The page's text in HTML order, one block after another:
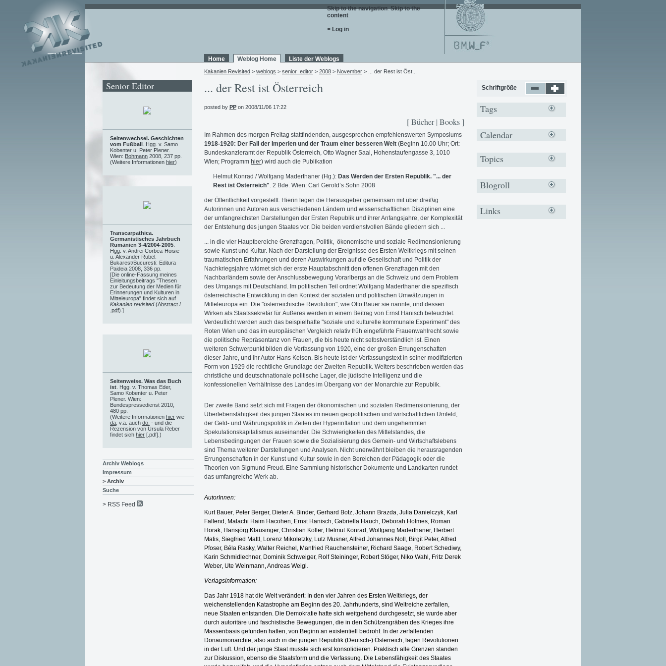
Skip to the navigation. Skip to the
content.
> Log in
Home Weblog Home Liste der Weblogs
Kakanien Revisited > weblogs > senior_editor > 2008 > November > ... der Rest ist Öst...
... der Rest ist Österreich
posted by PP on 2008/11/06 17:22
[ Bücher | Books ]
Im Rahmen des morgen Freitag stattfindenden, ausgesprochen empfehlenswerten Symposiums
1918-1920: Der Fall der Imperien und der Traum einer besseren Welt (Beginn 10.00 Uhr; Ort:
Bundeskanzleramt der Republik Österreich, Otto Wagner Saal, Hohenstaufengasse 3, 1010
Wien; Programm hier) wird auch die Publikation
Helmut Konrad / Wolfgang Maderthaner (Hg.): Das Werden der Ersten Republik. "... der
Rest ist Österreich" . 2 Bde. Wien: Carl Gerold’s Sohn 2008
der Öffentlichkeit vorgestellt. Hierin legen die Herausgeber gemeinsam mit über dreißig
Autorinnen und Autoren aus verschiedenen Ländern und wissenschaftlichen Disziplinen eine
der umfangreichsten Darstellungen der Ersten Republik und ihrer Anfangsjahre, der Komplexität
der Entstehung des jungen Staates vor. Die beiden verdienstvollen Bände gliedern sich
in die vier Hauptbereiche Grenzfragen, Politik,
ökonomische und soziale Redimensionierung
sowie Kunst und Kultur. Nach der Darstellung der Ereignisse des Ersten Weltkriegs mit seinen
traumatischen Erfahrungen und deren Auswirkungen auf die Gesellschaft und Politik der
Nachkriegsjahre widmet sich der erste Hauptabschnitt den offenen Grenzfragen mit den
Nachbarländern sowie der Anschlussbewegung Vorarlbergs an die Schweiz und dem Problem
des Umgangs mit Deutschland. Im politischen Teil ordnet Wolfgang Maderthaner die spezifisch
österreichische Entwicklung in den Kontext der sozialen und politischen Umwälzungen in
Mitteleuropa ein. Die "österreichische Revolution", wie Otto Bauer sie nannte, und dessen
Wirken als Staatssekretär für Äußeres werden in einem Beitrag von Ernst Hanisch beleuchtet.
Verdeutlicht werden auch das beispielhafte "soziale und kulturelle kommunale Experiment" des
Roten Wien und das im europäischen Vergleich relativ früh eingeführte Frauenwahlrecht sowie
die politische Repräsentanz von Frauen, die bis heute nicht selbstverständlich ist. Einen
weiteren Schwerpunkt bilden die Verfassung von 1920, eine der großen Errungenschaften
dieser Jahre, und ihr Autor Hans Kelsen. Bis heute ist der Verfassungstext in seiner modifizierten
Form von 1929 die rechtliche Grundlage der Zweiten Republik. Weiters beschrieben werden das
christliche und deutschnationale politische Lager, die jüdische Intelligenz und die
konfessionellen Verhältnisse des Landes im Übergang von der Monarchie zur Republik.
Der zweite Band setzt sich mit Fragen der ökonomischen und sozialen Redimensionierung, der
Überlebensfähigkeit des jungen Staates im neuen geopolitischen und wirtschaftlichen Umfeld,
der Geld- und Währungspolitik in Zeiten der Hyperinflation und dem ungehemmten
Spekulationskapitalismus auseinander. Die Schwierigkeiten des Mittelstandes, die
Lebensbedingungen der Frauen sowie die Sozialisierung des Gemein- und Wirtschaftslebens
sind Thema weiterer Darstellungen und Analysen. Nicht unerwähnt bleiben die herausragenden
Errungenschaften in der Kunst und Kultur sowie in den Bereichen der Pädagogik oder die
Theorien von Sigmund Freud. Eine Sammlung historischer Dokumente und Landkarten rundet
das umfangreiche Werk ab.
AutorInnen:
Kurt Bauer, Peter Berger, Dieter A. Binder, Gerhard Botz, Johann Brazda, Julia Danielczyk, Karl
Fallend, Malachi Haim Hacohen, Ernst Hanisch, Gabriella Hauch, Deborah Holmes, Roman
Horak, Hansjörg Klausinger, Christian Koller, Helmut Konrad, Wolfgang Maderthaner, Herbert
Matis, Siegfried Mattl, Lorenz Mikoletzky, Lutz Musner, Alfred Johannes Noll, Birgit Peter, Alfred
Pfoser, Béla Rasky, Walter Reichel, Manfried Rauchensteiner, Richard Saage, Robert Schediwy,
Karin Schmidlechner, Dominik Schweiger, Rolf Steininger, Robert Stöger, Niko Wahl, Fritz Derek
Weber, Ute Weinmann, Andreas Weigl
Verlagsinformation:
Das Jahr 1918 hat die Welt verändert: In den vier Jahren des Ersten Weltkriegs, der
weichenstellenden Katastrophe am Beginn des 20. Jahrhunderts, sind Weltreiche zerfallen,
neue Staaten entstanden. Die Demokratie hatte sich weitgehend durchgesetzt, sie wurde aber
durch autoritäre und faschistische Bewegungen, die in den Schützengräben des Krieges ihre
Massenbasis gefunden hatten, von Beginn an existentiell bedroht. In der zerfallenden
Donaumonarchie, also auch in der jungen Republik (Deutsch-) Österreich, lagen Revolutionen
in der Luft. Und der junge Staat musste sich erst konsolidieren. Praktisch alle Grenzen standen
zur Diskussion, ebenso die Staatsform und die Verfassung. Die Lebensfähigkeit des Staates
Senior Editor
Seitenwechsel. Geschichten
vom Fußball . Hgg. v. Samo
Kobenter u. Peter Plener.
Wien: Bohmann 2008, 237 pp.
(Weitere Informationen hier)
Transcarpathica.
Germanistisches Jahrbuch
Rumänien 3-4/2004-2005
Hgg. v. Andrei Corbea-Hoisie
u. Alexander Rubel.
Bukarest/Bucuresti: Editura
Paideia 2008, 336 pp.
[Die online-Fassung meines
Einleitungsbeitrags "Thesen
zur Bedeutung der Medien für
Erinnerungen und Kulturen in
Mitteleuropa" findet sich auf
Kakanien revisited(Abstract /
.pdf).]
Seitenweise. Was das Buch
ist . Hgg. v. Thomas Eder,
Samo Kobenter u. Peter
Plener. Wien:
Bundespressedienst 2010,
480 pp.
(Weitere Informationen hier wie
da , v.a. auch do. - und die
Rezension von Ursula Reber
findet sich hier [.pdf].)
Archiv Weblogs
Impressum
> Archiv
Suche
> RSS Feed
Schriftgröße
Tags
Calendar
Topics
Blogroll
Links